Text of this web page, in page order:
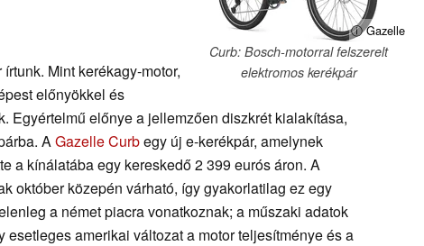
ⓘ Gazelle
Curb: Bosch-motorral felszerelt
elektromos kerékpár
írtunk. Mint kerékagy-motor,
előnyökkel és
Egyértelmű előnye a jellemzően diszkrét kialakítása,
AGazelle Curbegy új e-kerékpár, amelynek
a kínálatába egy kereskedő 2 399 eurós áron. A
október közepén várható, így gyakorlatilag ez egy
a német piacra vonatkoznak; a műszaki adatok
esetleges amerikai változat a motor teljesítménye és a